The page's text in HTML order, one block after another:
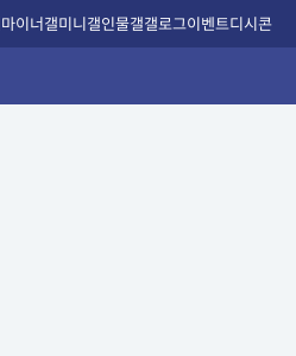
마이너갤미니갤인물갤갤로그이벤트디시콘